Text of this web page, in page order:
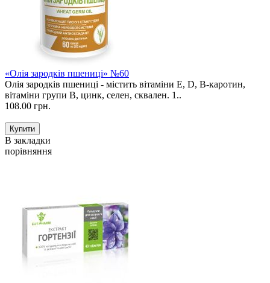
«Олія зародків пшениці» №60
Олія зародків пшениці - містить вітаміни Е, D, В-каротин,
вітаміни групи В, цинк, селен, сквален. 1..
108.00 грн.
В закладки
порівняння